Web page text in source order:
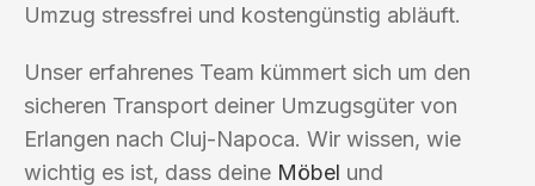
Umzug stressfrei und kostengünstig abläuft.
Unser erfahrenes Team kümmert sich um den
sicheren Transport deiner Umzugsgüter von
Erlangen nach Cluj-Napoca. Wir wissen, wie
wichtig es ist, dass deine Möbel und